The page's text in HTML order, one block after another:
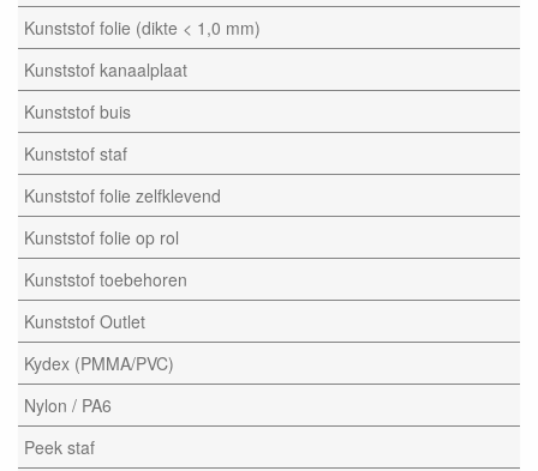
Kunststof folie (dikte < 1,0 mm)
Kunststof kanaalplaat
Kunststof buis
Kunststof staf
Kunststof folie zelfklevend
Kunststof folie op rol
Kunststof toebehoren
Kunststof Outlet
Kydex (PMMA/PVC)
Nylon / PA6
Peek staf